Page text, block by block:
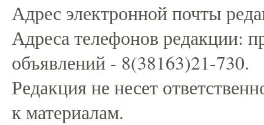
Адрес электронной почты
Адреса телефонов редакции:
объявлений - 8(38163)21-730.
Редакция не несет
к материалам.